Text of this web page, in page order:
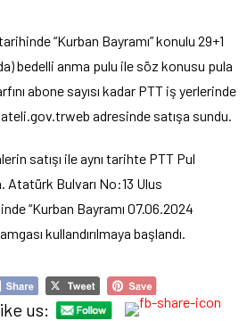
“Kurban Bayramı” konulu 29+1
bedelli anma pulu ile söz konusu pula
abone sayısı kadar PTT iş yerlerinde
adresinde satışa sundu.
satışı ile aynı tarihte PTT Pul
Atatürk Bulvarı No:13 Ulus
“Kurban Bayramı 07.06.2024
kullandırılmaya başlandı.
us: